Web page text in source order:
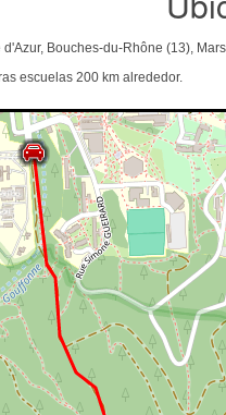
Bouches-du-Rhône (13),
escuelas 200 km alrededor.